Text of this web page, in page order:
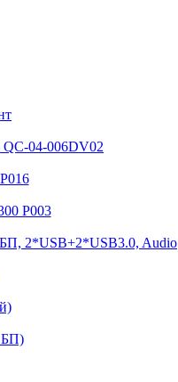
04-006DV02
P003
2*USB+2*USB3.0, Audio
БП)